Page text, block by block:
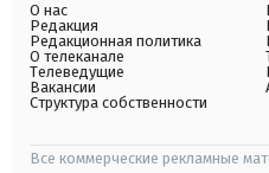
О нас
Редакция
Редакционная политика
О телеканале
Телеведущие
Вакансии
Структура собственности
Все коммерческие рекламные